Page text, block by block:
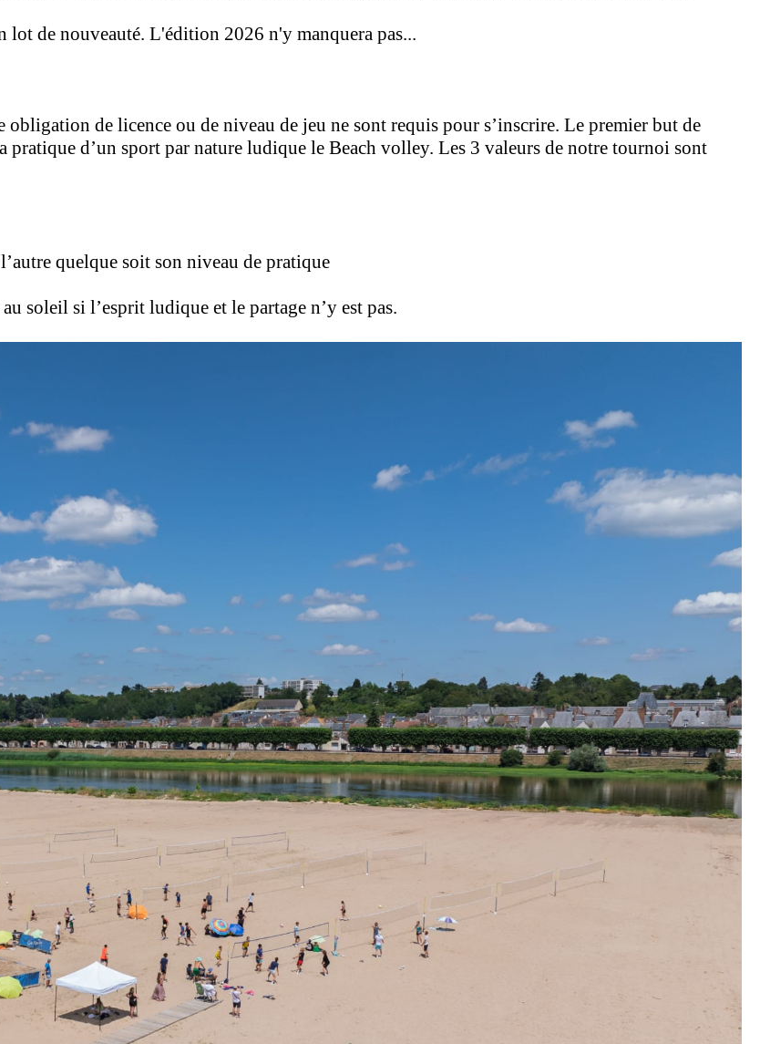
lot de nouveauté. L'édition 2026 n'y manquera pas...
de licence ou de niveau de jeu ne sont requis pour s’inscrire. Le premier but de
d’un sport par nature ludique le Beach volley. Les 3 valeurs de notre tournoi sont
quelque soit son niveau de pratique
soleil si l’esprit ludique et le partage n’y est pas.